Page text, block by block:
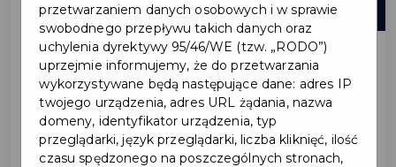
przetwarzaniem danych osobowych i w sprawie
swobodnego przepływu takich danych oraz
uchylenia dyrektywy 95/46/WE (tzw. „RODO”)
uprzejmie informujemy, że do przetwarzania
wykorzystywane będą następujące dane: adres IP
twojego urządzenia, adres URL żądania, nazwa
domeny, identyfikator urządzenia, typ
przeglądarki, język przeglądarki, liczba kliknięć, ilość
czasu spędzonego na poszczególnych stronach,